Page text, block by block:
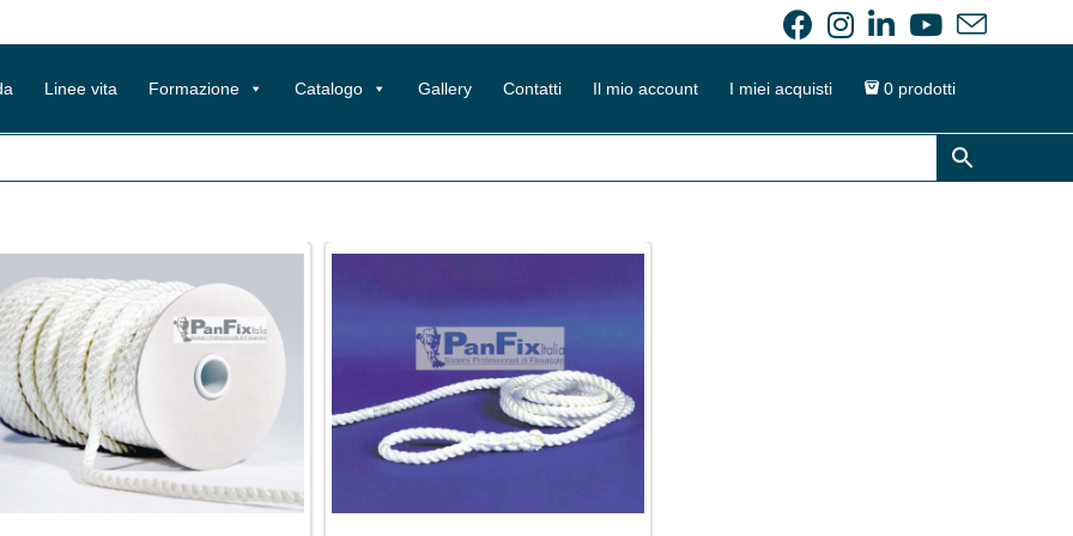
Linee vita Formazione Catalogo Gallery Contatti Il mio account I miei acquisti 0 prodotti